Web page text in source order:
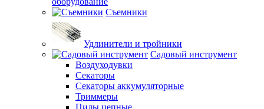
Съемники
Удлинители и тройники
Садовый инструмент
Воздуходувки
Секаторы
Секаторы аккумуляторные
Триммеры
Пилы цепные